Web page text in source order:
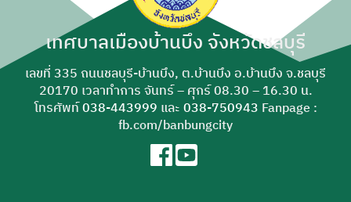
ค้นหา
เทศบาลเมืองบ้านบึง จังหวัดชลบุรี
เลขที่ 335 ถนนชลบุรี-บ้านบึง, ต.บ้านบึง อ.บ้านบึง จ.ชลบุรี
20170 เวลาทำการ จันทร์ – ศุกร์ 08.30 – 16.30 น.
โทรศัพท์038-443999 และ 038-750943 Fanpage :
fb.com/banbungcity